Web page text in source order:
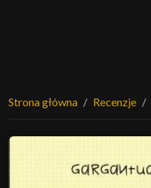
Strona główna Recenzje